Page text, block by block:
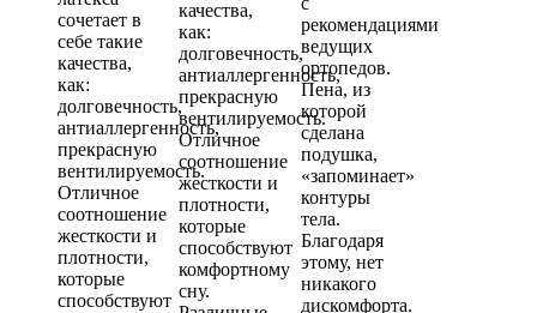
сочетает в
себе такие
качества,
как:
долговечность,
антиаллергенность,
прекрасную
вентилируемость.
Отличное
соотношение
жесткости и
плотности,
которые
способствуют
качества,
как:
долговечность,
антиаллергенность,
прекрасную
вентилируемость.
Отличное
соотношение
жесткости и
плотности,
которые
способствуют
комфортному
сну.
рекомендациями
ведущих
ортопедов.
Пена, из
которой
сделана
подушка,
«запоминает»
контуры
тела.
Благодаря
этому, нет
никакого
дискомфорта.